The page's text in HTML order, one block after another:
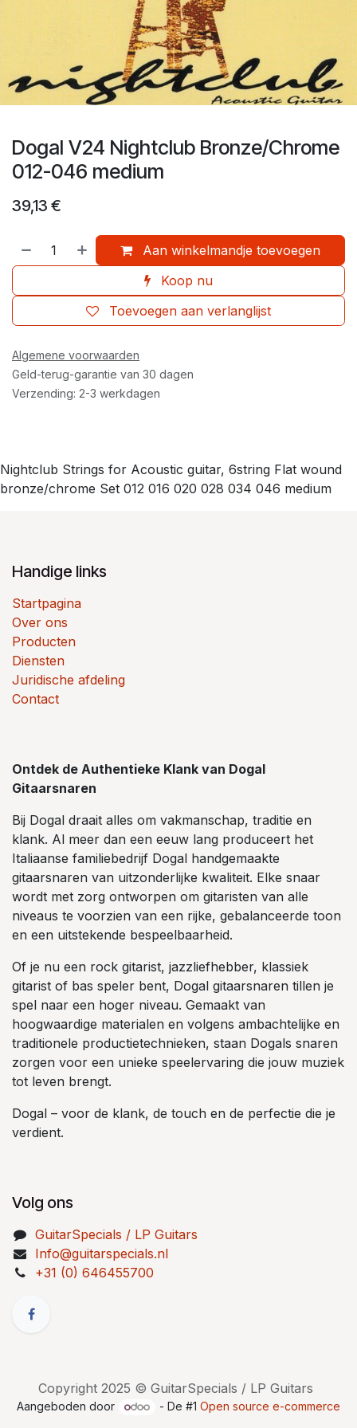
Dogal V24 Nightclub Bronze/Chrome
012-046 medium
39,13 €
Aan winkelmandje toevoegen
Koop nu
Toevoegen aan verlanglijst
Algemene voorwaarden
Geld-terug-garantie van 30 dagen
Verzending: 2-3 werkdagen
Nightclub Strings for Acoustic guitar, 6string Flat wound
bronze/chrome Set 012 016 020 028 034 046 medium
Handige links
Startpagina
Over ons
Producten
Diensten
Juridische afdeling
Contact
Ontdek de Authentieke Klank van Dogal
Gitaarsnaren
Bij Dogal draait alles om vakmanschap, traditie en
klank. Al meer dan een eeuw lang produceert het
Italiaanse familiebedrijf Dogal handgemaakte
gitaarsnaren van uitzonderlijke kwaliteit. Elke snaar
wordt met zorg ontworpen om gitaristen van alle
niveaus te voorzien van een rijke, gebalanceerde toon
en een uitstekende bespeelbaarheid.
Of je nu een rock gitarist, jazzliefhebber, klassiek
gitarist of bas speler bent, Dogal gitaarsnaren tillen je
spel naar een hoger niveau. Gemaakt van
hoogwaardige materialen en volgens ambachtelijke en
traditionele productietechnieken, staan Dogals snaren
zorgen voor een unieke speelervaring die jouw muziek
tot leven brengt.
Dogal – voor de klank, de touch en de perfectie die je
verdient.
Volg ons
GuitarSpecials / LP Guitars
Info@guitarspecials.nl
+31 (0) 646455700
Copyright 2025 © GuitarSpecials / LP Guitars
Aangeboden door - De #1Open source e-commerce